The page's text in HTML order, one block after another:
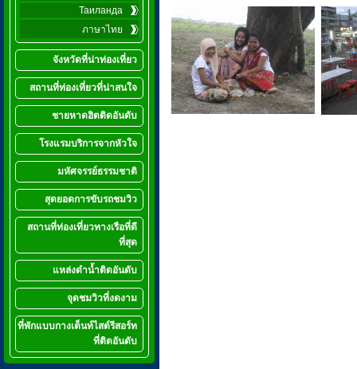
Таиланда
ภาษาไทย
จังหวัดที่น่าท่องเที่ยว
สถานที่ท่องเที่ยวที่น่าสนใจ
ชายหาดฮิตติดอันดับ
โรงแรมบริการจากหัวใจ
มหัศจรรย์ธรรมชาติ
สุดยอดการขับรถชมวิว
สถานที่ท่องเที่ยวทางเรือที่ดี
ที่สุด
แหล่งดำน้ำติดอันดับ
จุดชมวิวที่งดงาม
ที่พักแบบกางเต็นท์ไสต์รีสอร์ท
ที่ติดอันดับ